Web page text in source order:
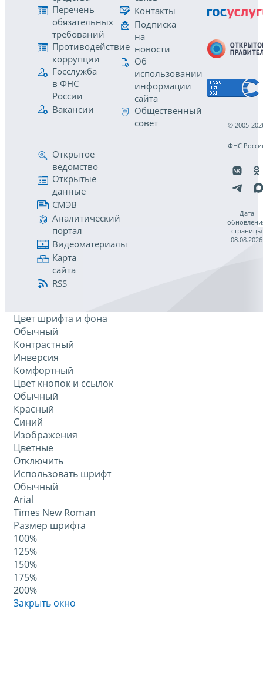
Перечень
обязательных
требований
Противодействие
коррупции
Госслужба
в ФНС
России
Вакансии
Контакты
Подписка
на
новости
Об
использовании
информации
сайта
Общественный
совет
Открытое
ведомство
Открытые
данные
СМЭВ
Аналитический
портал
Видеоматериалы
Карта
сайта
RSS
© 2005-
ФНС
Дата
страницы
08.08.2026
Цвет шрифта и фона
Обычный
Контрастный
Инверсия
Комфортный
Цвет кнопок и ссылок
Обычный
Красный
Синий
Изображения
Цветные
Отключить
Использовать шрифт
Обычный
Arial
Times New Roman
Размер шрифта
100%
125%
150%
175%
200%
Закрыть окно